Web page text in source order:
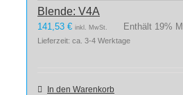
Blende: V4A
141,53 € inkl. MwSt. Enthält 19%
Lieferzeit: ca. 3-4 Werktage
In den Warenkorb